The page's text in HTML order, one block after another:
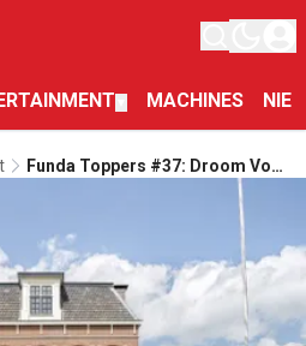
MACHINES
Funda Toppers #37: Droom Voor